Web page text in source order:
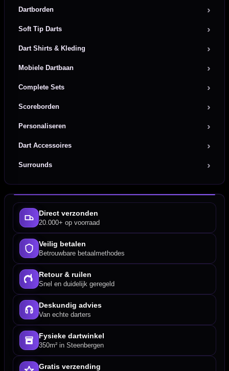
Dartborden
Soft Tip Darts
Dart Shirts & Kleding
Mobiele Dartbaan
Complete Sets
Scoreborden
Personaliseren
Dart Accessoires
Surrounds
Direct verzonden
20.000+ op voorraad
Veilig betalen
Betrouwbare betaalmethodes
Retour & ruilen
Snel en duidelijk geregeld
Deskundig advies
Van echte darters
Fysieke dartwinkel
350m² in Steenbergen
Gratis verzending